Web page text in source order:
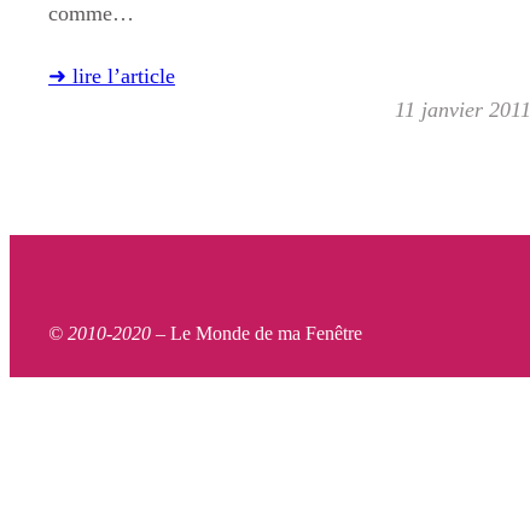
comme…
➜ lire l’article
11 janvier 2011
© 2010-2020 – Le Monde de ma Fenêtre